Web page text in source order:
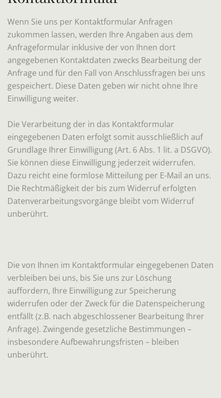
Wenn Sie uns per Kontaktformular Anfragen
zukommen lassen, werden Ihre Angaben aus dem
Anfrageformular inklusive der von Ihnen dort
angegebenen Kontaktdaten zwecks Bearbeitung der
Anfrage und für den Fall von Anschlussfragen bei uns
gespeichert. Diese Daten geben wir nicht ohne Ihre
Einwilligung weiter.
Die Verarbeitung der in das Kontaktformular
eingegebenen Daten erfolgt somit ausschließlich auf
Grundlage Ihrer Einwilligung (Art. 6 Abs. 1 lit. a DSGVO).
Sie können diese Einwilligung jederzeit widerrufen.
Dazu reicht eine formlose Mitteilung per E-Mail an uns.
Die Rechtmäßigkeit der bis zum Widerruf erfolgten
Datenverarbeitungsvorgänge bleibt vom Widerruf
unberührt.
Die von Ihnen im Kontaktformular eingegebenen Daten
verbleiben bei uns, bis Sie uns zur Löschung
auffordern, Ihre Einwilligung zur Speicherung
widerrufen oder der Zweck für die Datenspeicherung
entfällt (z.B. nach abgeschlossener Bearbeitung Ihrer
Anfrage). Zwingende gesetzliche Bestimmungen –
insbesondere Aufbewahrungsfristen – bleiben
unberührt.